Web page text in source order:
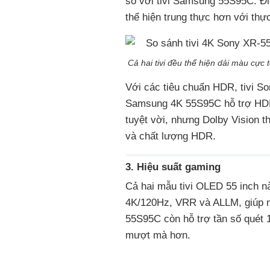
thể hiện trung thực hơn với
Cả hai tivi đều thể hiện dải màu cực
Với các tiêu chuẩn HDR, tivi
Samsung 4K 55S95C hỗ trợ
tuyệt vời, nhưng Dolby Vision
và chất lượng HDR.
3. Hiệu suất gaming
Cả hai mẫu tivi OLED 55 inch
4K/120Hz, VRR và ALLM, giúp
55S95C còn hỗ trợ tần số quét
mượt mà hơn.